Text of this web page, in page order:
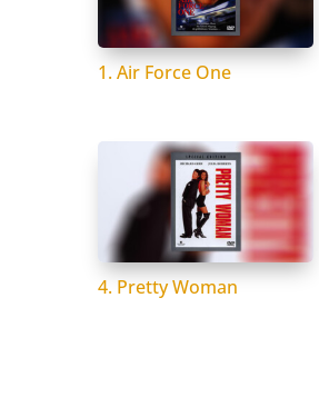
1. Air Force One
4. Pretty Woman